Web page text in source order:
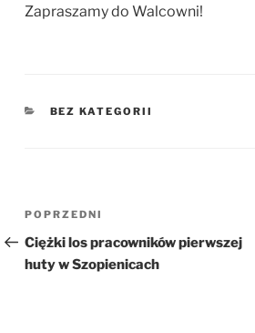
Zapraszamy do Walcowni!
KATEGORIE
BEZ KATEGORII
Nawigacja
wpisu
Poprzedni
wpis
POPRZEDNI
Ciężki los pracowników pierwszej
huty w Szopienicach